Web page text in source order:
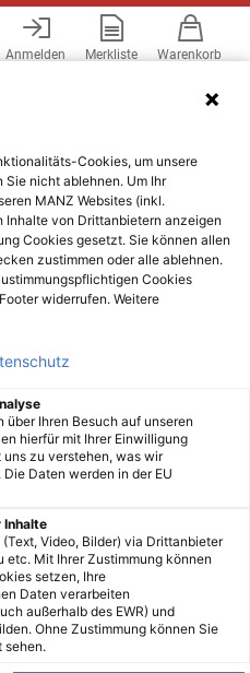
Anmelden Merkliste Warenkorb
Cookies, um unsere
nicht ablehnen. Um Ihr
MANZ Websites (inkl.
Inhalte von Drittanbietern anzeigen
Cookies gesetzt. Sie können allen
zustimmen oder alle ablehnen.
Cookies
widerrufen. Weitere
über Ihren Besuch auf unseren
hierfür mit Ihrer Einwilligung
zu verstehen, was wir
Daten werden in der EU
Inhalte
Video, Bilder) via Drittanbieter
etc. Mit Ihrer Zustimmung können
setzen, Ihre
Daten verarbeiten
außerhalb des EWR) und
Ohne Zustimmung können Sie
sehen.